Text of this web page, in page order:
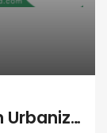
Casa en Venta o Alquiler en Urbanización La Perla, David, Chiriquí | 4 Recámaras y 4 Baños